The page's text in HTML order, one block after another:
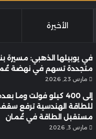
الأخيرة
في يوبيلها الذهبي: مسيرة
متجددة تسهم في نهضة
مارس 23, 2026
إلى 400 كيلو فولت وما
للطاقة الهندسية ترفع
مستقبل الطاقة في عُمان
مارس 3, 2026